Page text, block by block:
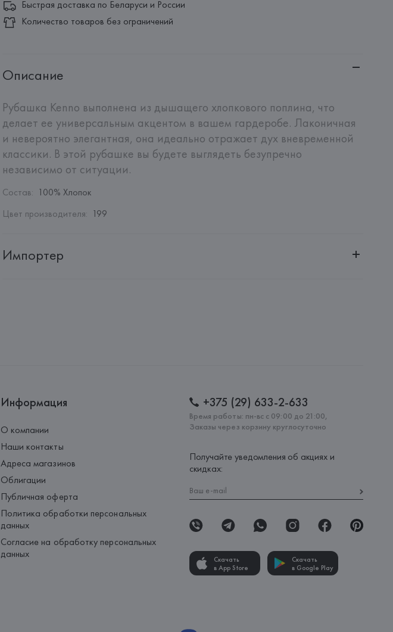
Быстрая доставка по Беларуси и России
Количество товаров без ограничений
Описание
Рубашка Kenno выполнена из дышащего хлопкового поплина, что
делает ее универсальным акцентом в вашем гардеробе. Лаконичная
и невероятно элегантная, она идеально отражает дух вневременной
классики. В этой рубашке вы будете выглядеть безупречно
независимо от ситуации.
Состав: 100% Хлопок
Цвет производителя: 199
Импортер
Информация
О компании
Наши контакты
Адреса магазинов
Облигации
Публичная оферта
Политика обработки персональных
данных
Согласие на обработку персональных
данных
+375 (29) 633-2-633
Время работы: пн-вс с 09:00 до 21:00,
Заказы через корзину круглосуточно
Получайте уведомления об акциях и
скидках:
Скачать
в App Store
Скачать
в Google Play